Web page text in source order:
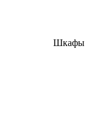
Шкафы